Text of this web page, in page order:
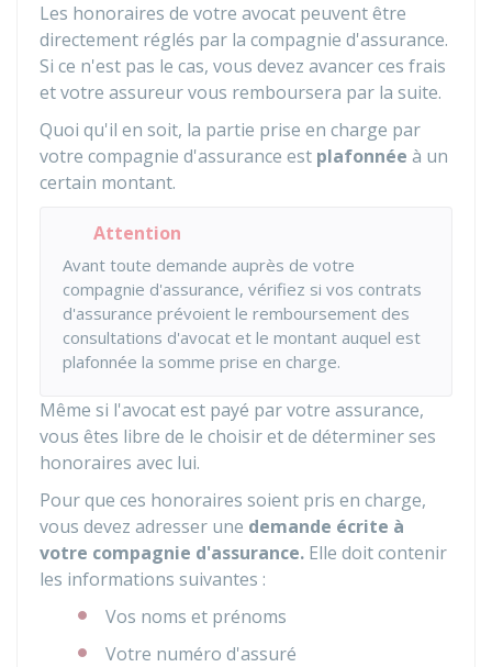
Les honoraires de votre avocat peuvent être
directement réglés par la compagnie d'assurance.
Si ce n'est pas le cas, vous devez avancer ces frais
et votre assureur vous remboursera par la suite.
Quoi qu'il en soit, la partie prise en charge par
votre compagnie d'assurance est plafonnée à un
certain montant.
Attention
Avant toute demande auprès de votre
compagnie d'assurance, vérifiez si vos contrats
d'assurance prévoient le remboursement des
consultations d'avocat et le montant auquel est
plafonnée la somme prise en charge.
Même si l'avocat est payé par votre assurance,
vous êtes libre de le choisir et de déterminer ses
honoraires avec lui.
Pour que ces honoraires soient pris en charge,
vous devez adresser une demande écrite à
votre compagnie d'assurance. Elle doit contenir
les informations suivantes :
Vos noms et prénoms
Votre numéro d'assuré